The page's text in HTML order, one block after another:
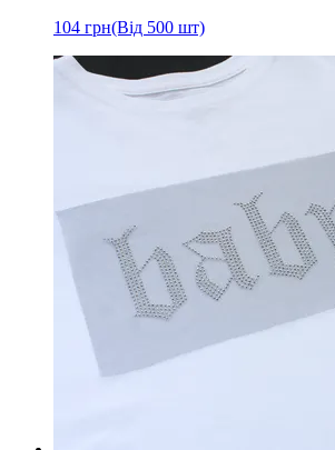
104 грн(Від 500 шт)